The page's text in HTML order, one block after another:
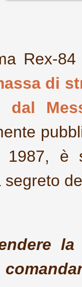
Rex-
di
dal
1987, è
segreto